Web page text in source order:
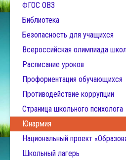
ФГОС ОВЗ
Библиотека
Безопасность для учащихся
Всероссийская олимпиада
Расписание уроков
Профориентация обучающихся
Противодействие коррупции
Страница школьного психолога
Юнармия
Национальный проект
Школьный лагерь